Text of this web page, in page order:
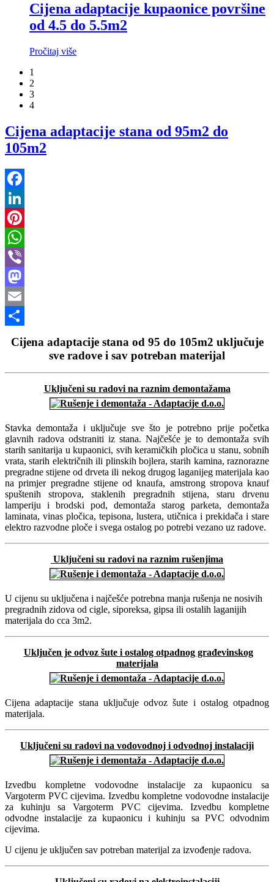
Cijena adaptacije kupaonice površine
od 4.5 do 5.5m2
Pročitaj više
1
2
3
4
Cijena adaptacije stana od 95m2 do
105m2
Facebook
LinkedIn
Pinterest
WhatsApp
Viber
Mastodon
Email
Share
Cijena adaptacije stana od 95 do 105m2 uključuje
sve radove i sav potreban materijal
Uključeni su radovi na raznim demontažama
Stavka demontaža i uključuje sve što je potrebno prije početka
glavnih radova odstraniti iz stana. Najčešće je to demontaža svih
starih sanitarija u kupaonici, svih keramičkih pločica u stanu, sobnih
vrata, starih električnih ili plinskih bojlera, starih kamina, raznorazne
pregradne stijene od drveta ili nekog drugog laganijeg materijala kao
na primjer pregradne stijene od knaufa, amstrong stropova knauf
spuštenih stropova, staklenih pregradnih stijena, staru drvenu
lamperiju i brodski pod, demontaža starog parketa, demontaža
laminata, vinas pločica, tepisona, lustera, utičnica i prekidača i stare
elektro razvodne ploče i svega ostalog po potrebi vezano uz radove.
Uključeni su radovi na raznim rušenjima
U cijenu su uključena i najčešće potrebna manja rušenja ne nosivih
pregradnih zidova od cigle, siporeksa, gipsa ili ostalih laganijih
materijala do cca 3m2.
Uključen je odvoz šute i ostalog otpadnog građevinskog
materijala
Cijena adaptacije stana uključuje odvoz šute i ostalog otpadnog
materijala.
Uključeni su radovi na vodovodnoj i odvodnoj instalaciji
Izvedbu kompletne vodovodne instalacije za kupaonicu sa
Vargoterm PVC cijevima. Izvedbu kompletne vodovodne instalacije
za kuhinju sa Vargoterm PVC cijevima. Izvedbu kompletne
odvodne instalacije za kupaonicu i kuhinju sa PVC odvodnim
cijevima.
U cijenu je uključen sav potreban materijal za izvođenje radova.